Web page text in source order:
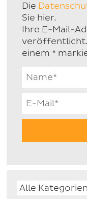
Die
Sie hier.
Ihre E-Mail-
einem *